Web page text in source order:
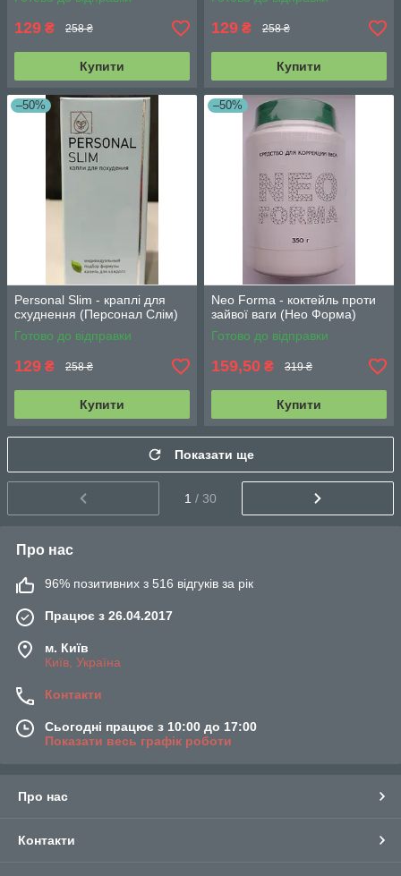
129 ₴ 258 ₴
Купити
129 ₴ 258 ₴
Купити
–50%
Personal Slim - краплі для
схуднення (Персонал Слім)
Готово до відправки
129 ₴ 258 ₴
Купити
–50%
Neo Forma - коктейль проти
зайвої ваги (Нео Форма)
Готово до відправки
159,50 ₴ 319 ₴
Купити
Показати ще
1 / 30
Про нас
96% позитивних з 516 відгуків за рік
Працює з 26.04.2017
м. Київ
Київ, Україна
Контакти
Сьогодні працює з 10:00 до 17:00
Показати весь графік роботи
Про нас
Контакти